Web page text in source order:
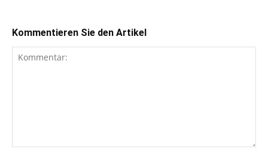
Kommentieren Sie den Artikel